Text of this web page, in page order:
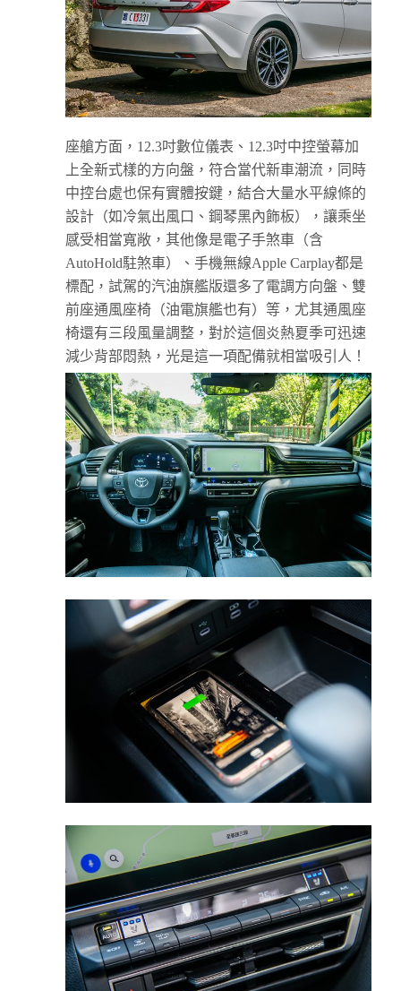
座艙方面，12.3吋數位儀表、12.3吋中控螢幕加
上全新式樣的方向盤，符合當代新車潮流，同時
中控台處也保有實體按鍵，結合大量水平線條的
設計（如冷氣出風口、鋼琴黑內飾板），讓乘坐
感受相當寬敞，其他像是電子手煞車（含
AutoHold駐煞車）、手機無線Apple Carplay都是
標配，試駕的汽油旗艦版還多了電調方向盤、雙
前座通風座椅（油電旗艦也有）等，尤其通風座
椅還有三段風量調整，對於這個炎熱夏季可迅速
減少背部悶熱，光是這一項配備就相當吸引人！